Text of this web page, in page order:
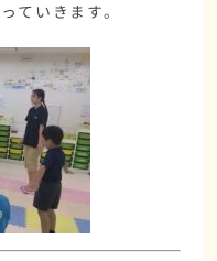
ていきます。